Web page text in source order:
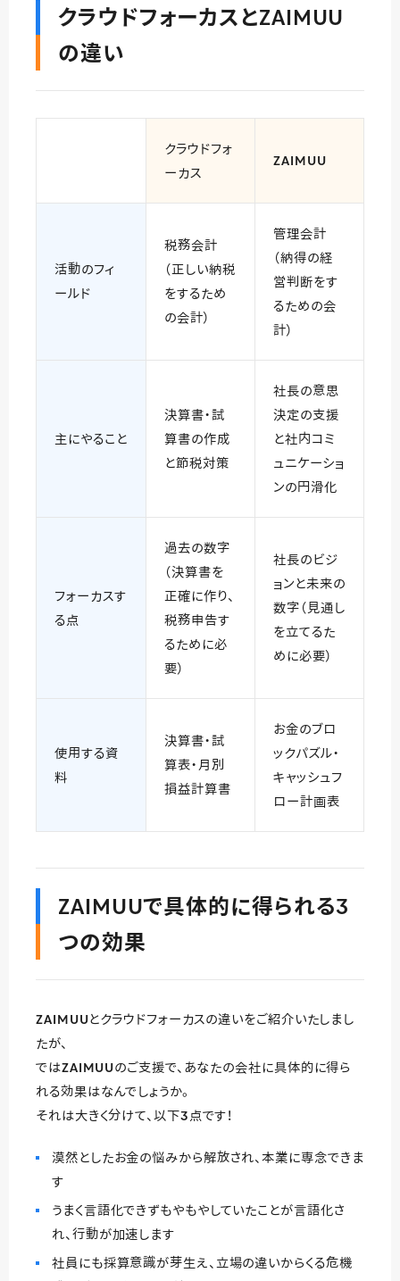
クラウドフォーカスとZAIMUU
の違い
クラウドフォ
ーカス
ZAIMUU
活動のフィ
ールド
税務会計
（正しい納税
をするため
の会計）
管理会計
（納得の経
営判断をす
るための会
計）
主にやること
決算書・試
算書の作成
と節税対策
社長の意思
決定の支援
と社内コミ
ュニケーショ
ンの円滑化
フォーカスす
る点
過去の数字
（決算書を
正確に作り、
税務申告す
るために必
要）
社長のビジ
ョンと未来の
数字（見通し
を立てるた
めに必要）
使用する資
料
決算書・試
算表・月別
損益計算書
お金のブロ
ックパズル・
キャッシュフ
ロー計画表
ZAIMUUで具体的に得られる3
つの効果
ZAIMUUとクラウドフォーカスの違いをご紹介いたしまし
たが、
ではZAIMUUのご支援で、あなたの会社に具体的に得ら
れる効果はなんでしょうか。
それは大きく分けて、以下3点です！
漠然としたお金の悩みから解放され、本業に専念できま
す
うまく言語化できずもやもやしていたことが言語化さ
れ、行動が加速します
社員にも採算意識が芽生え、立場の違いからくる危機